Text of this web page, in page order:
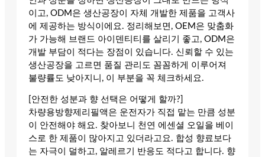
이고, ODM은 생산공장이 자체 개발한 제품을 고객사
에 제공하는 방식이에요. 정리해보면, OEM은 맞춤화
가 가능해 브랜드 아이덴티티를 살리기 좋고, ODM은
개발 부담이 적다는 장점이 있습니다. 신뢰할 수 있는
생산공장을 고르면 품질 관리도 꼼꼼하게 이루어져
불량률도 낮아지니, 이 부분을 꼭 체크하세요.
[안전한 성분과 향 선택은 어떻게 할까?]
차량용방향제리필액은 운전자가 직접 맡는 만큼 성분
이 안전해야 해요. 찾아보니 천연 에센셜 오일을 베이
스로 한 제품이 많아지고 있더라고요. 합성 향료보다
는 자극이 덜하고, 알레르기 반응도 적다고 합니다. 향